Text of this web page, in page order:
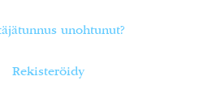
unohtunut?
Rekisteröidy